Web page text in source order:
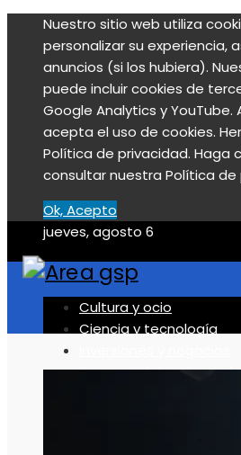
Nuestro sitio web utiliza
personalizar su experiencia,
anuncios (si los hubiera).
puede incluir cookies de
Google Analytics y
acepta el uso de cookies.
Política de privacidad. Haga
consultar nuestra Política de
Ok, Acepto
jueves, agosto 6
Cultura y ocio
Ciencia y tecnología
Responsabilidad social